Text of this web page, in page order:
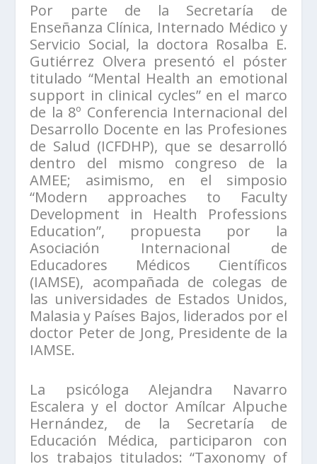
Por parte de la Secretaría de
Enseñanza Clínica, Internado Médico y
Servicio Social, la doctora Rosalba E.
Gutiérrez Olvera presentó el póster
titulado “Mental Health an emotional
support in clinical cycles” en el marco
de la 8º Conferencia Internacional del
Desarrollo Docente en las Profesiones
de Salud (ICFDHP), que se desarrolló
dentro del mismo congreso de la
AMEE; asimismo, en el simposio
“Modern approaches to Faculty
Development in Health Professions
Education”, propuesta por la
Asociación Internacional de
Educadores Médicos Científicos
(IAMSE), acompañada de colegas de
las universidades de Estados Unidos,
Malasia y Países Bajos, liderados por el
doctor Peter de Jong, Presidente de la
IAMSE.
La psicóloga Alejandra Navarro
Escalera y el doctor Amílcar Alpuche
Hernández, de la Secretaría de
Educación Médica, participaron con
los trabajos titulados: “Taxonomy of